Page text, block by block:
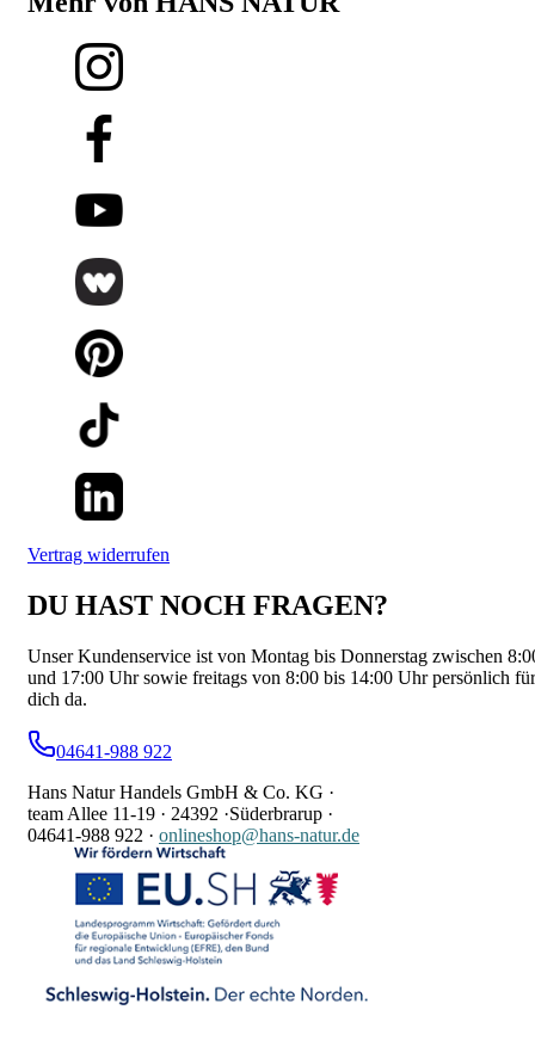
Vertrag widerrufen
DU HAST NOCH FRAGEN?
Unser Kundenservice ist von Montag bis Donnerstag zwischen
und 17:00 Uhr sowie freitags von 8:00 bis 14:00 Uhr persönlich für
dich da.
04641-988 922
Hans Natur Handels GmbH & Co. KG ·
team Allee 11-19 · 24392 ·Süderbrarup ·
04641-988 922 · onlineshop@hans-natur.de